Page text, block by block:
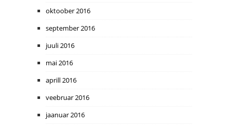
oktoober 2016
september 2016
juuli 2016
mai 2016
aprill 2016
veebruar 2016
jaanuar 2016